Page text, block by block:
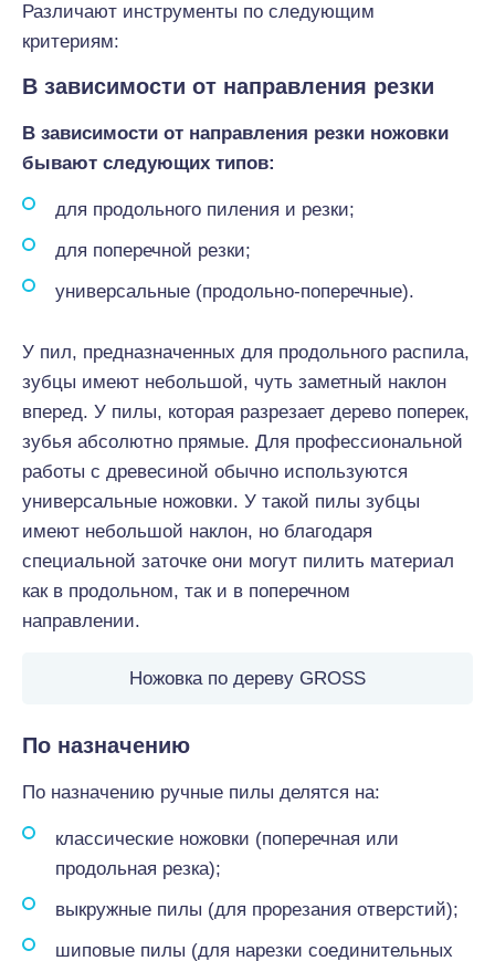
Различают инструменты по следующим
критериям:
В зависимости от направления резки
В зависимости от направления резки ножовки
бывают следующих типов:
для продольного пиления и резки;
для поперечной резки;
универсальные (продольно-поперечные).
У пил, предназначенных для продольного распила,
зубцы имеют небольшой, чуть заметный наклон
вперед. У пилы, которая разрезает дерево поперек,
зубья абсолютно прямые. Для профессиональной
работы с древесиной обычно используются
универсальные ножовки. У такой пилы зубцы
имеют небольшой наклон, но благодаря
специальной заточке они могут пилить материал
как в продольном, так и в поперечном
направлении.
Ножовка по дереву GROSS
По назначению
По назначению ручные пилы делятся на:
классические ножовки (поперечная или
продольная резка);
выкружные пилы (для прорезания отверстий);
шиповые пилы (для нарезки соединительных